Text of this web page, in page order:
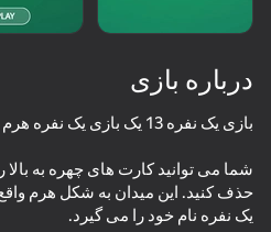
درباره بازی
شما می توانید کارت های چهره به بالا
حذف کنید. این میدان به شکل هرم